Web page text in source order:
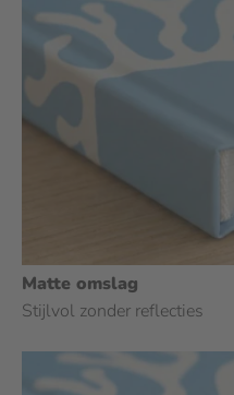
Matte omslag
Stijlvol zonder reflecties